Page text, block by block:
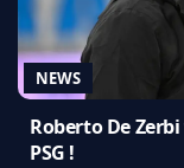
NEWS
Roberto De
PSG !